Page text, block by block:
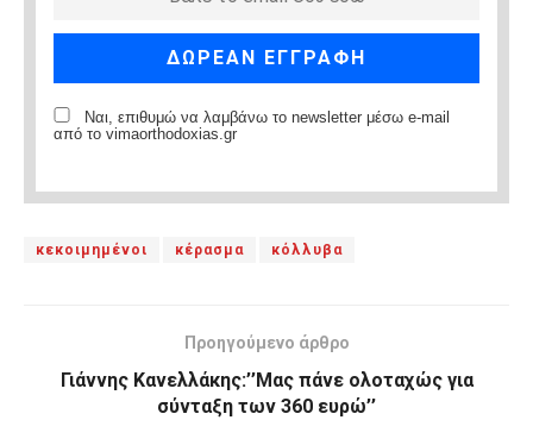
Ναι, επιθυμώ να λαμβάνω το newsletter μέσω e-mail
από το vimaorthodoxias.gr
κεκοιμημένοι κέρασμα κόλλυβα
Προηγούμενο άρθρο
Γιάννης Κανελλάκης:’’Μας πάνε ολοταχώς για
σύνταξη των 360 ευρώ’’